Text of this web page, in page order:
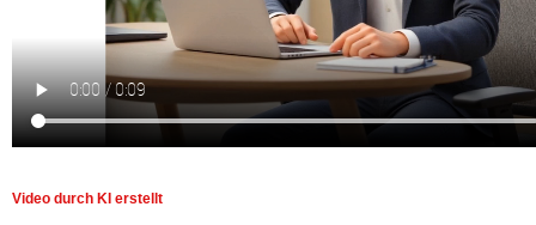
Video durch KI erstellt